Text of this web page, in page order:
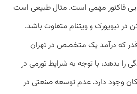
فاکتور مهمی است. مثال طبیعی است
در نیویورک و ویتنام متفاوت باشد.
که درآمد یک متخصص در تهران
را بدهد، با توجه به شرایط تورمی در
وجود دارد. عدم توسعه صنعتی در